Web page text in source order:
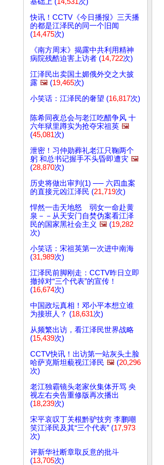
快讯！CCTV《今日播报》三天播
的都是江泽民的同一个旧闻
(14,475次)
《南方周末》揭露中共利用精神
病院残酷迫害上访者 (14,722次)
江泽民出卖国土媚俄外交之大披
露 🖼️ (19,465次)
小笑话：江泽民的奢望 (16,817次)
陈希同夜总会与老江吃醋争风 十
六年狱里蹲实为抢夺宋祖英 🖼️
(45,081次)
泄密！习仲勋葬礼老江只鞠两个
躬 和总书记握手不头昏即遭灾 🖼️
(28,870次)
历史将做出审判(1) ── 六四血案
的直接元凶江泽民 (21,719次)
悍然一击天地怒 弱女一命赴黄
泉－－从天安门自焚伪案看江泽
民的国家黑社会主义 🖼️ (19,282
次)
小笑话：宋祖英第一次进中南海
(31,989次)
江泽民前脚刚走：CCTV昨日立即
撤掉对“三个代表”的宣传！
(16,674次)
中国政坛真相！邓小平本想立谁
为接班人？ (18,631次)
从频繁出访，看江泽民世界战略
(15,439次)
CCTV快讯！出访第一站灰头土脸
哈萨克斯坦藐视江泽民 🖼️ (20,296
次)
老江独霸镜头老家伙集体开骂 央
视左右央告重修版再次播出
(18,239次)
宋平哀叹丁关根黔驴技穷 李鹏嘲
笑江泽民及其“三个代表” (17,973
次)
评新华社断章取反意的批斗
(13,705次)